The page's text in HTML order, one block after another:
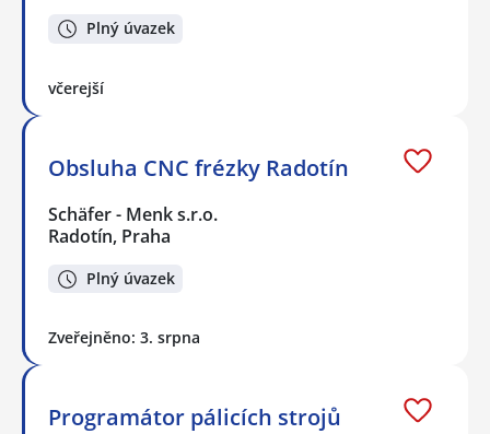
Plný úvazek
včerejší
Obsluha CNC frézky Radotín
Schäfer - Menk s.r.o.
Radotín, Praha
Plný úvazek
Zveřejněno: 3. srpna
Programátor pálicích strojů